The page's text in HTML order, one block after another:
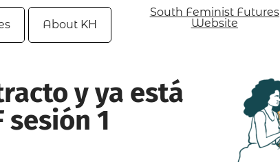
About KH
South Feminist Futures
Website
y ya está
sesión 1